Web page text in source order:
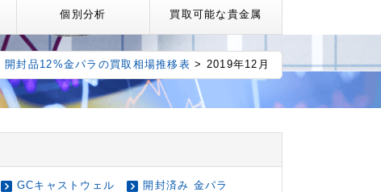
個別分析 買取可能な貴金属
開封品12%金パラの買取相場推移表 > 2019年12月
GCキャストウェル 開封済み 金パラ